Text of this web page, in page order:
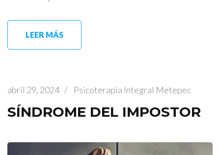
LEER MÁS
abril 29, 2024 / Psicoterapia Integral Metepec
SÍNDROME DEL IMPOSTOR